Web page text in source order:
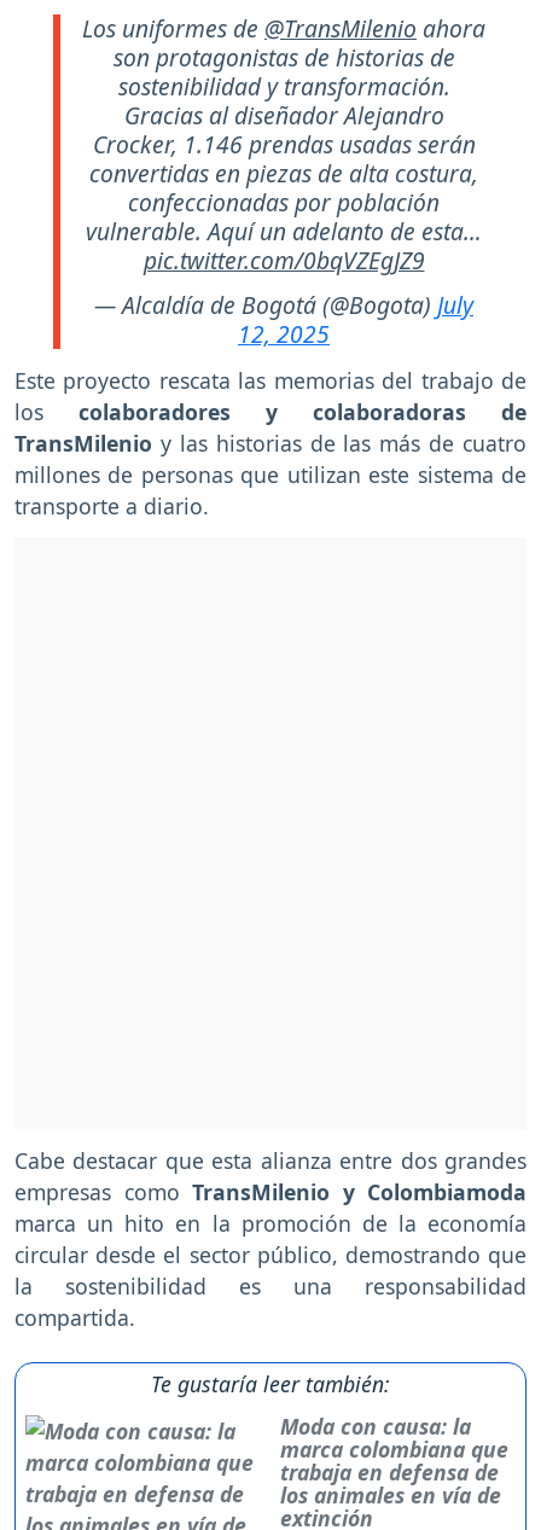
Los uniformes de @TransMilenio ahora
son protagonistas de historias de
sostenibilidad y transformación.
Gracias al diseñador Alejandro
Crocker, 1.146 prendas usadas serán
convertidas en piezas de alta costura,
confeccionadas por población
vulnerable. Aquí un adelanto de esta…
pic.twitter.com/0bqVZEgJZ9
— Alcaldía de Bogotá (@Bogota) July
12, 2025
Este proyecto rescata las memorias del trabajo de
los colaboradores y colaboradoras de
TransMilenio y las historias de las más de cuatro
millones de personas que utilizan este sistema de
transporte a diario.
Cabe destacar que esta alianza entre dos grandes
empresas como TransMilenio y Colombiamoda
marca un hito en la promoción de la economía
circular desde el sector público, demostrando que
la sostenibilidad es una responsabilidad
compartida.
Te gustaría leer también:
Moda con causa: la
marca colombiana que
trabaja en defensa de
los animales en vía de
extinción